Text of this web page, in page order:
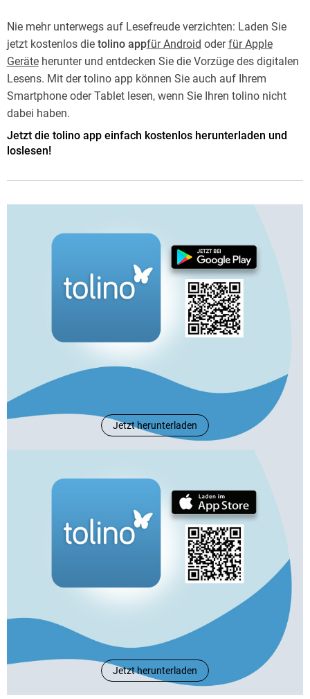
Nie mehr unterwegs auf Lesefreude verzichten: Laden Sie
jetzt kostenlos die tolino appfür Android oderfür Apple
Geräteherunter und entdecken Sie die Vorzüge des digitalen
Lesens. Mit der tolino app können Sie auch auf Ihrem
Smartphone oder Tablet lesen, wenn Sie Ihren tolino nicht
dabei haben.
Jetzt die tolino app einfach kostenlos herunterladen und
loslesen!
Jetzt herunterladen
Jetzt herunterladen